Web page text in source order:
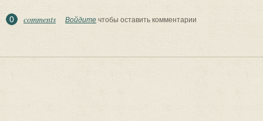
0 comments Войдитечтобы оставить комментарии